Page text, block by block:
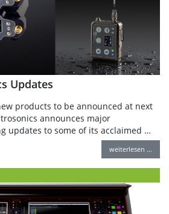
Updates
products to be announced at next
announces major
updates to some of its acclaimed …
weiterlesen …